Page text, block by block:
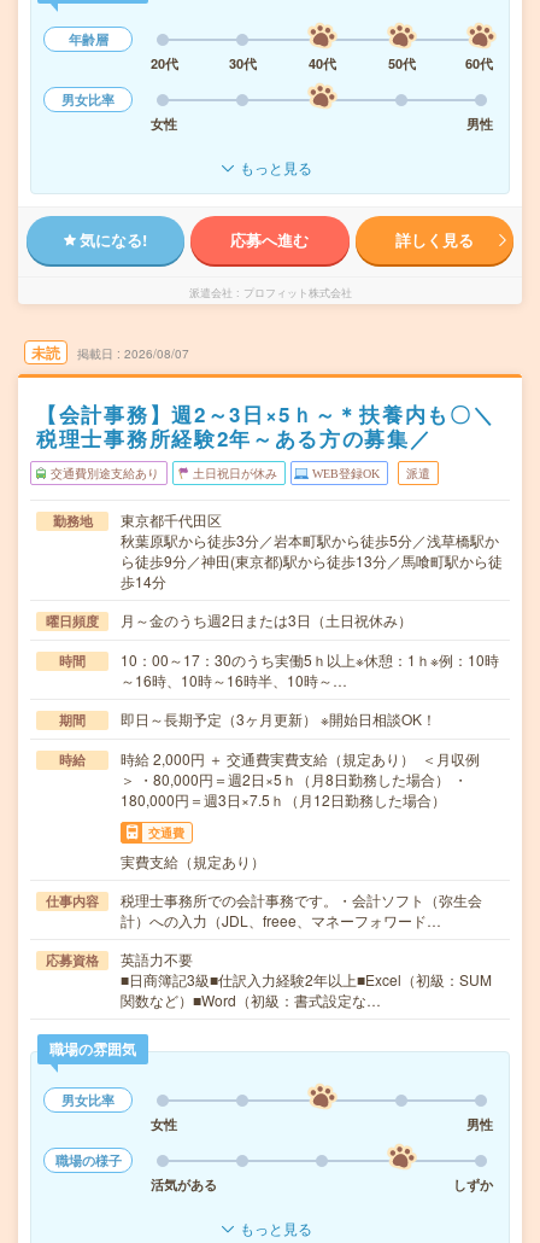
年齢層
20代
30代 40代 50代
60代
男女比率
女性
男性
もっと見る
気になる! 応募へ進む 詳しく見る
派遣会社 プロフィット株式会社
未読 掲載日 2026/08/07
【会計事務】週2～3日×5ｈ～＊扶養内も〇＼
税理士事務所経験2年～ある方の募集／
交通費別途支給あり 土日祝日が休み WEB登録OK 派遣
勤務地
東京都千代田区
秋葉原駅から徒歩3分／岩本町駅から徒歩5分／浅草橋駅か
ら徒歩9分／神田(東京都)駅から徒歩13分／馬喰町駅から徒
歩14分
曜日頻度 月～金のうち週2日または3日（土日祝休み）
時間
10：00～17：30のうち実働5ｈ以上※休憩：1ｈ※例：10時
～16時、10時～16時半、10時～…
期間 即日～長期予定（3ヶ月更新） ※開始日相談OK！
時給
時給 2,000円 ＋ 交通費実費支給（規定あり） ＜月収例
＞ ・80,000円＝週2日×5ｈ（月8日勤務した場合） ・
180,000円＝週3日×7.5ｈ（月12日勤務した場合）
交通費
実費支給（規定あり）
仕事内容
税理士事務所での会計事務です。・会計ソフト（弥生会
計）への入力（JDL、freee、マネーフォワード…
応募資格
英語力不要
■日商簿記3級■仕訳入力経験2年以上■Excel（初級：SUM
関数など）■Word（初級：書式設定な…
職場の雰囲気
男女比率
女性
男性
職場の様子
活気がある
しずか
もっと見る